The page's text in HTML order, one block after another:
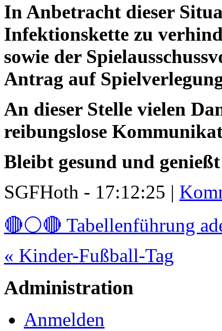
In Anbetracht dieser
Infektionskette zu
sowie der
Antrag auf
An dieser Stelle vielen
reibungslose
Bleibt gesund und
SGFHoth - 17:12:25 |
🔴⚪🔴 Tabellenführung
« Kinder-Fußball-Tag
Administration
Anmelden